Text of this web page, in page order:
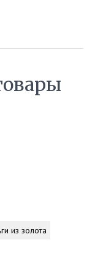
из золота